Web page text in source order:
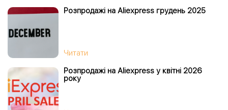
Розпродажі на Aliexpress грудень 2025
Читати
Розпродажі на Aliexpress у квітні 2026
року